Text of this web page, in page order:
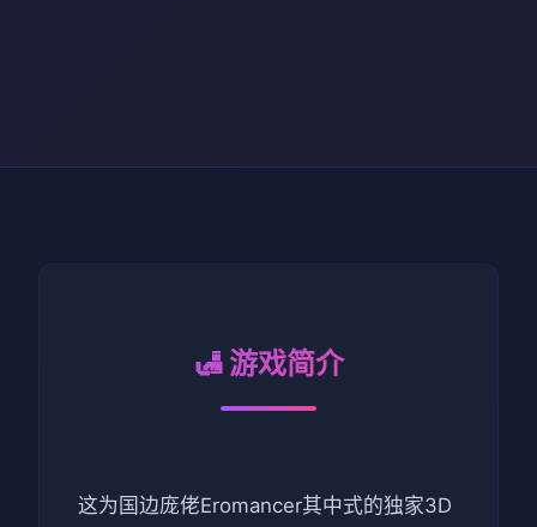
🛃 游戏简介
这为国边庞佬Eromancer其中式的独家3D